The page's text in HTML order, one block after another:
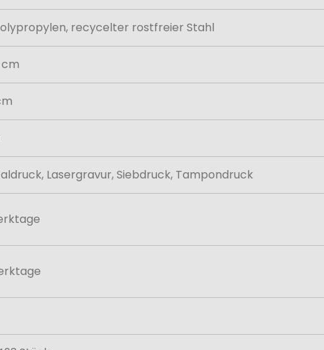
recycelter rostfreier Stahl
Lasergravur, Siebdruck, Tampondruck